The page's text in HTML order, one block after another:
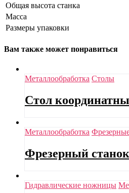
Общая высота станка
Масса
Размеры упаковки
Вам также может понравиться
Металлообработка Столы
Стол
Металлообработка
Фрезерный
Гидравлические ножницы